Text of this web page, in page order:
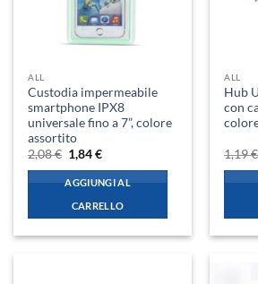
ALL
Custodia impermeabile
smartphone IPX8
universale fino a 7”, colore
assortito
2,08€ Il
prezzo
originale
era:
2,08 €.
1,84€Il
attuale
è:
1,84 €.
AGGIUNGI AL
CARRELLO
ALL
Hub
con
1,19€